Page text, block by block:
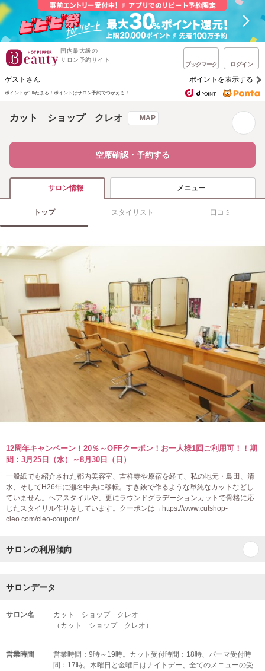
国内最大級の
サロン予約サイト
ブックマーク ログイン
ゲストさん ポイントを表示する
ポイントが1%たまる！ ポイントはサロン予約でつかえる！
カット ショップ クレオ MAP
空席確認・予約する
サロン情報 メニュー
トップ スタイリスト 口コミ
12周年キャンペーン！20％～OFFクーポン！お一人様1回ご利用可！！期
間：3月25日（水）～8月30日（日）
一般紙でも紹介された都内美容室、吉祥寺や原宿を経て、私の地元・島田、清
水、そしてH26年に瀬名中央に移転。すき鋏で作るような単純なカットなどし
ていません。ヘアスタイルや、更にラウンドグラデーションカットで骨格に応
じたスタイリル作りをしています。クーポンは→https://www.cutshop-
cleo.com/cleo-coupon/
サロンの利用傾向
サロンデータ
サロン名
カット ショップ クレオ
（カット ショップ クレオ）
営業時間
営業時間：9時～19時。カット受付時間：18時、パーマ受付時
間：17時。木曜日と金曜日はナイトデー、全てのメニューの受